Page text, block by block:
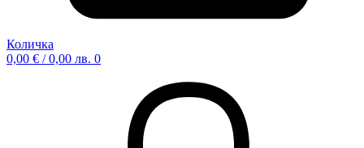
Количка
0,00 € / 0,00 лв. 0